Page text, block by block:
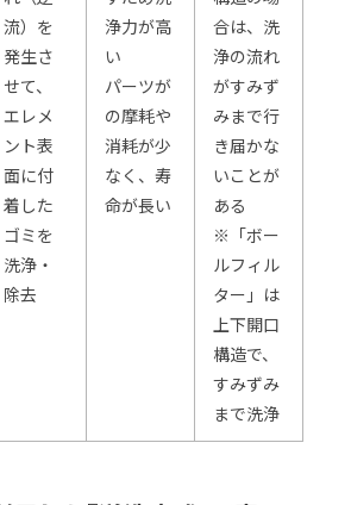
流）を
発生さ
せて、
エレメ
ント表
面に付
着した
ゴミを
洗浄・
除去
浄力が高
い
パーツが
の摩耗や
消耗が少
なく、寿
命が長い
合は、洗
浄の流れ
がすみず
みまで行
き届かな
いことが
ある
※「ボー
ルフィル
ター」は
上下開口
構造で、
すみずみ
まで洗浄